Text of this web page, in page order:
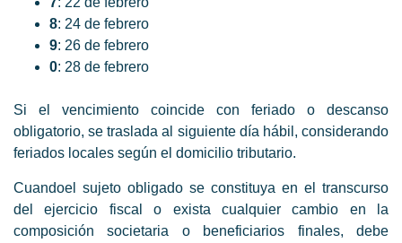
8: 24 de febrero
9: 26 de febrero
0: 28 de febrero
Si el vencimiento coincide con feriado o descanso
obligatorio, se traslada al siguiente día hábil, considerando
feriados locales según el domicilio tributario.
Cuandoel sujeto obligado se constituya en el transcurso
del ejercicio fiscal o exista cualquier cambio en la
composición societaria o beneficiarios finales, debe